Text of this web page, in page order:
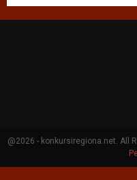
@2026 - konkursiregiona.net. All